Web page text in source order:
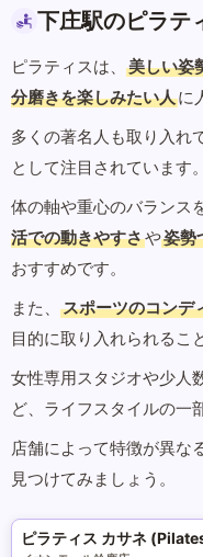
下庄駅のピラテ
ピラティスは、 美しい姿
分磨きを楽しみたい人に
多くの著名人も取り入れ
として注目されています。
体の軸や重心のバランス
活での動きやすさや姿勢
おすすめです。
また、
スポーツのコンデ
目的に取り入れられるこ
女性専用スタジオや少人
ど、ライフスタイルの一
店舗によって特徴が異な
見つけてみましょう。
ピラティス カサネ